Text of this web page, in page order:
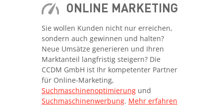
ONLINE MARKETING
Sie wollen Kunden nicht nur erreichen,
sondern auch gewinnen und halten?
Neue Umsätze generieren und Ihren
Marktanteil langfristig steigern? Die
CCDM GmbH ist Ihr kompetenter Partner
für Online-Marketing,
Suchmaschinenoptimierung und
Suchmaschinenwerbung. Mehr erfahren